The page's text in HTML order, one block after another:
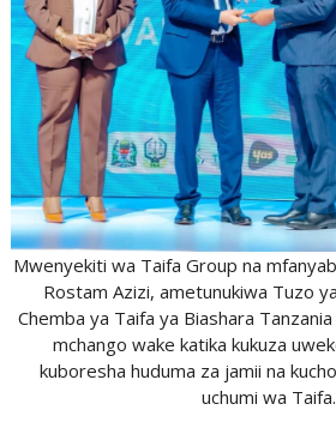
Mwenyekiti wa Taifa Group na
Rostam Azizi, ametunukiwa Tuzo
Chemba ya Taifa ya Biashara
mchango wake katika kukuza
kuboresha huduma za jamii na
uchumi wa Taifa.